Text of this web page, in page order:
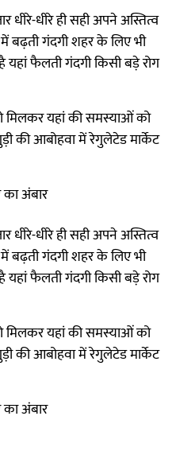
धीरे-धीरे ही सही अपने अस्तित्व
बढ़ती गंदगी शहर के लिए भी
यहां फैलती गंदगी किसी बड़े रोग
मिलकर यहां की समस्याओं को
की आबोहवा में रेगुलेटेड मार्केट
अंबार
धीरे-धीरे ही सही अपने अस्तित्व
बढ़ती गंदगी शहर के लिए भी
यहां फैलती गंदगी किसी बड़े रोग
मिलकर यहां की समस्याओं को
की आबोहवा में रेगुलेटेड मार्केट
अंबार